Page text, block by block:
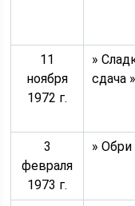
11
ноября
1972 г.
»
сдача »
3
февраля
1973 г.
» Обри